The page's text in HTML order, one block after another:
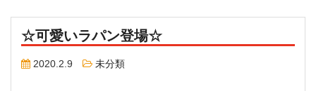
☆可愛いラパン登場☆
2020.2.9 未分類